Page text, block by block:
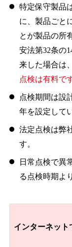
特定保守製品
に、製品ごと
とが製品の所
安法第32条の
来した場合は
点検は有料で
点検期間は設
年を設定して
法定点検は弊
す。
日常点検で異
る点検時期よ
インターネット